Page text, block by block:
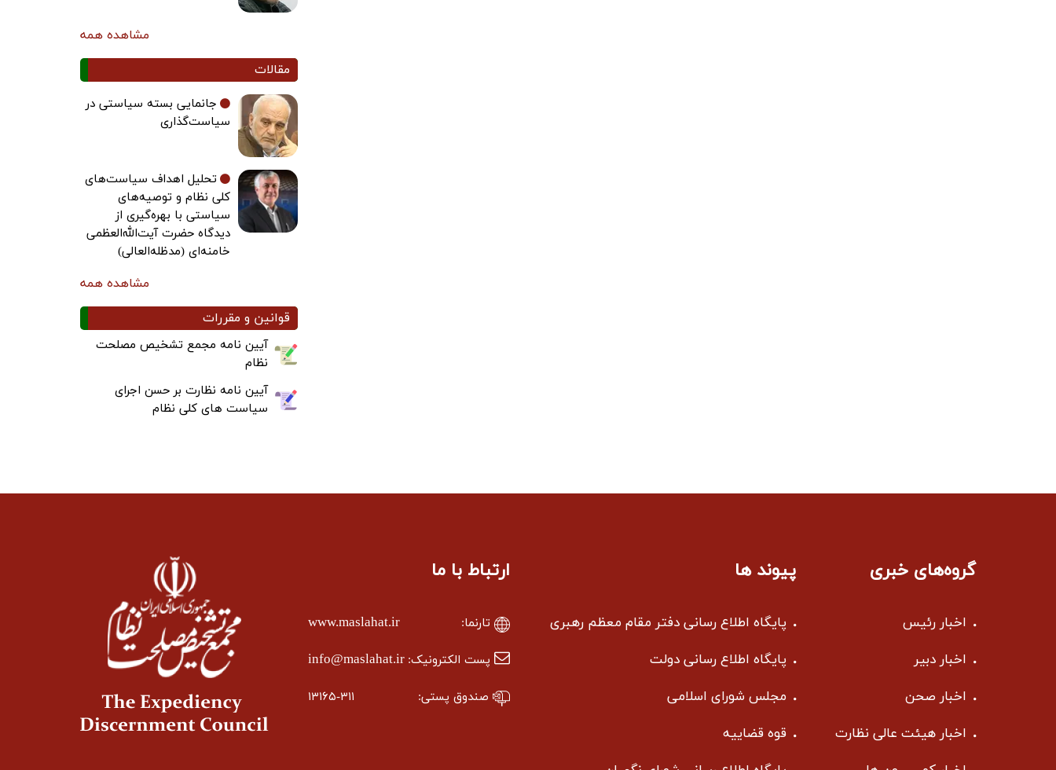
مشاهده همه
مقالات
جانمایی بسته سیاستی در
سیاست‌گذاری
تحلیل اهداف سیاست‌های
کلی نظام و توصیه‌های
سیاستی با بهره‌گیری از
دیدگاه حضرت آیت‌الله‌العظمی
خامنه‌ای (مدظله‌العالی)
مشاهده همه
قوانین و مقررات
آیین نامه مجمع تشخیص مصلحت
نظام
آیین نامه نظارت بر حسن اجرای
سیاست های کلی نظام
گروه‌های خبری
اخبار رئیس
اخبار دبیر
اخبار صحن
اخبار هیئت عالی نظارت
پیوند ها
پایگاه اطلاع رسانی دفتر مقام معظم رهبری
پایگاه اطلاع رسانی دولت
مجلس شورای اسلامی
قوه قضاییه
ارتباط با ما
تارنما: www.maslahat.ir
پست الکترونیک: info@maslahat.ir
صندوق پستی: ۱۳۱۶۵-۳۱۱